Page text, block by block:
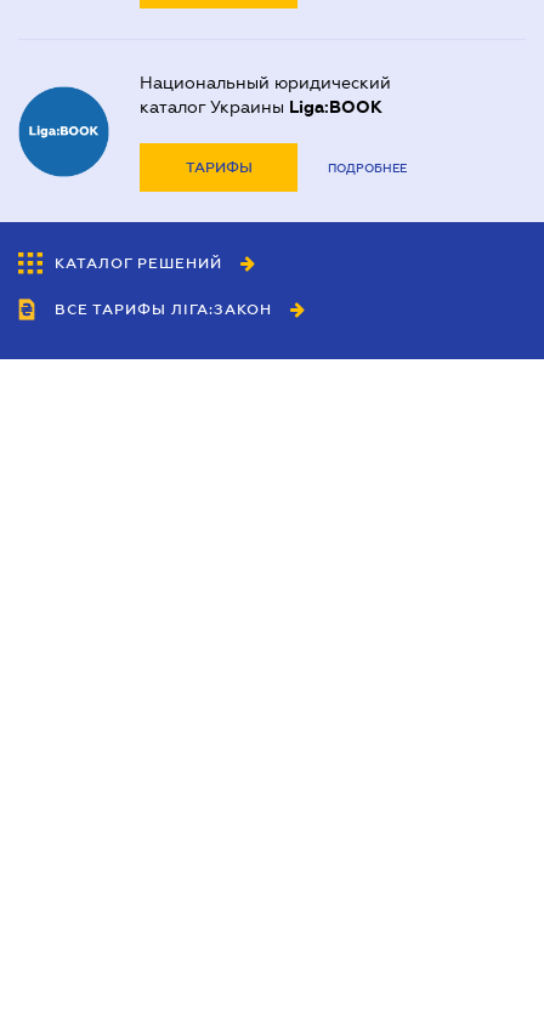
Национальный юридический
каталог Украины Liga:BOOK
ТАРИФЫ ПОДРОБНЕЕ
КАТАЛОГ РЕШЕНИЙ
ВСЕ ТАРИФЫ ЛІГА:ЗАКОН